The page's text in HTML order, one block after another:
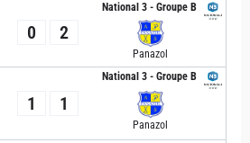
National 3 - Groupe B
0 2
Panazol
National 3 - Groupe B
1 1
Panazol